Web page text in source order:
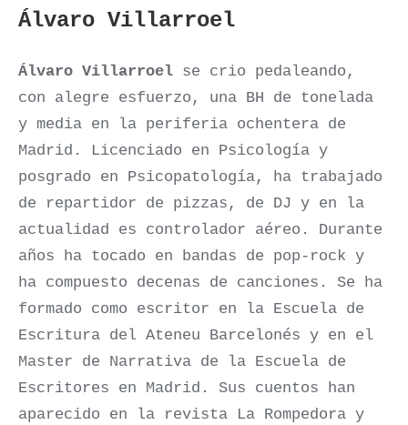
Álvaro Villarroel
Álvaro Villarroel se crio pedaleando,
con alegre esfuerzo, una BH de tonelada
y media en la periferia ochentera de
Madrid. Licenciado en Psicología y
posgrado en Psicopatología, ha trabajado
de repartidor de pizzas, de DJ y en la
actualidad es controlador aéreo. Durante
años ha tocado en bandas de pop-rock y
ha compuesto decenas de canciones. Se ha
formado como escritor en la Escuela de
Escritura del Ateneu Barcelonés y en el
Master de Narrativa de la Escuela de
Escritores en Madrid. Sus cuentos han
aparecido en la revista La Rompedora y